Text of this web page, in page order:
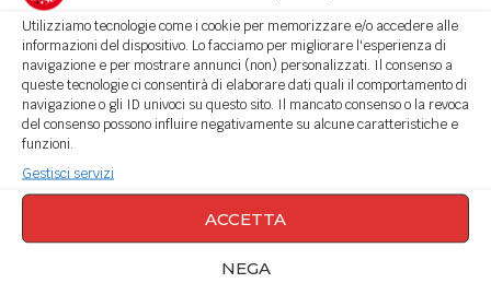
Utilizziamo tecnologie come i cookie per memorizzare e/o accedere alle
informazioni del dispositivo. Lo facciamo per migliorare l'esperienza di
navigazione e per mostrare annunci (non) personalizzati. Il consenso a
queste tecnologie ci consentirà di elaborare dati quali il comportamento di
navigazione o gli ID univoci su questo sito. Il mancato consenso o la revoca
del consenso possono influire negativamente su alcune caratteristiche e
funzioni.
Gestisci servizi
ACCETTA
NEGA
pasta
” fatta con “ solo grano italiano
”. La
qualità paga sempre, e la dimostrazione è
proprio l’antico pastificio che, in pochi anni di
una gestione nuova, vigorosa e “fatta con
amore”, ha conquistato il cuore di
di tutto il mondo.
Il Pasta Pesto Day all’Osteria dei sani